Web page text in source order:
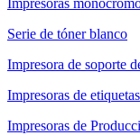
Impresoras
Serie de tóner blanco
Impresora de soporte
Impresoras de etiquetas
Impresoras de